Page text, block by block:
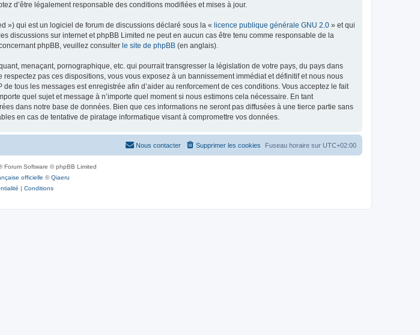
d’être légalement responsable des conditions modifiées et mises à jour.
») qui est un logiciel de forum de discussions déclaré sous la « licence publique générale GNU 2.0 » et qui
discussions sur internet et phpBB Limited ne peut en aucun cas être tenu comme responsable de la
phpBB, veuillez consulter le site de phpBB (en anglais).
menaçant, pornographique, etc. qui pourrait transgresser la législation de votre pays, du pays dans
pas ces dispositions, vous vous exposez à un bannissement immédiat et définitif et nous nous
tous les messages est enregistrée afin d’aider au renforcement de ces conditions. Vous acceptez le fait
quel sujet et message à n’importe quel moment si nous estimons cela nécessaire. En tant
dans notre base de données. Bien que ces informations ne seront pas diffusées à une tierce partie sans
en cas de tentative de piratage informatique visant à compromettre vos données.
Fuseau horaire sur UTC+02:00
Supprimer les cookies
Nous contacter
Forum Software © phpBB Limited
officielle ©Qiaeru
| Conditions